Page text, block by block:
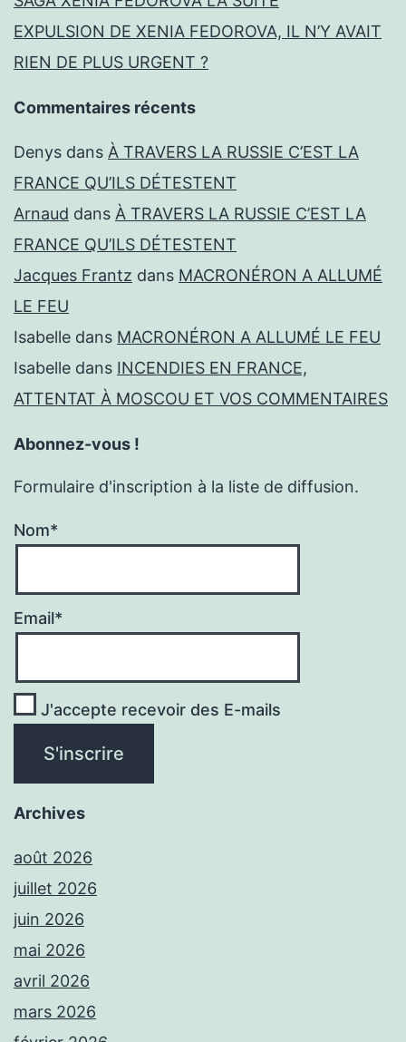
EXPULSION DE XENIA FEDOROVA, IL N’Y AVAIT
RIEN DE PLUS URGENT ?
Commentaires récents
Denys dans À TRAVERS LA RUSSIE C’EST LA
FRANCE QU’ILS DÉTESTENT
Arnaud dans À TRAVERS LA RUSSIE C’EST LA
FRANCE QU’ILS DÉTESTENT
Jacques Frantz dans MACRONÉRON A ALLUMÉ
LE FEU
Isabelle dans MACRONÉRON A ALLUMÉ LE FEU
Isabelle dans INCENDIES EN FRANCE,
ATTENTAT À MOSCOU ET VOS COMMENTAIRES
Abonnez-vous !
Formulaire d'inscription à la liste de diffusion.
Nom*
Email*
J'accepte recevoir des E-mails
Archives
août 2026
juillet 2026
juin 2026
mai 2026
avril 2026
mars 2026